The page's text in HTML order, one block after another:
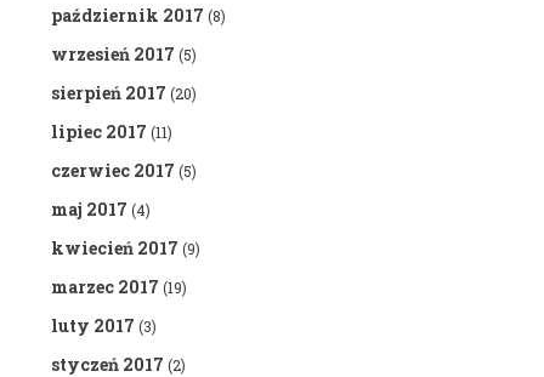
październik 2017 (8)
wrzesień 2017 (5)
sierpień 2017 (20)
lipiec 2017 (11)
czerwiec 2017 (5)
maj 2017 (4)
kwiecień 2017 (9)
marzec 2017 (19)
luty 2017 (3)
styczeń 2017 (2)